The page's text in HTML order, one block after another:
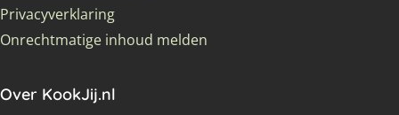
Privacyverklaring
Onrechtmatige inhoud melden
Over KookJij.nl